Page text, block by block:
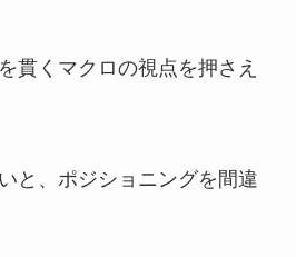
貫くマクロの視点を押さえ
と、ポジショニングを間違